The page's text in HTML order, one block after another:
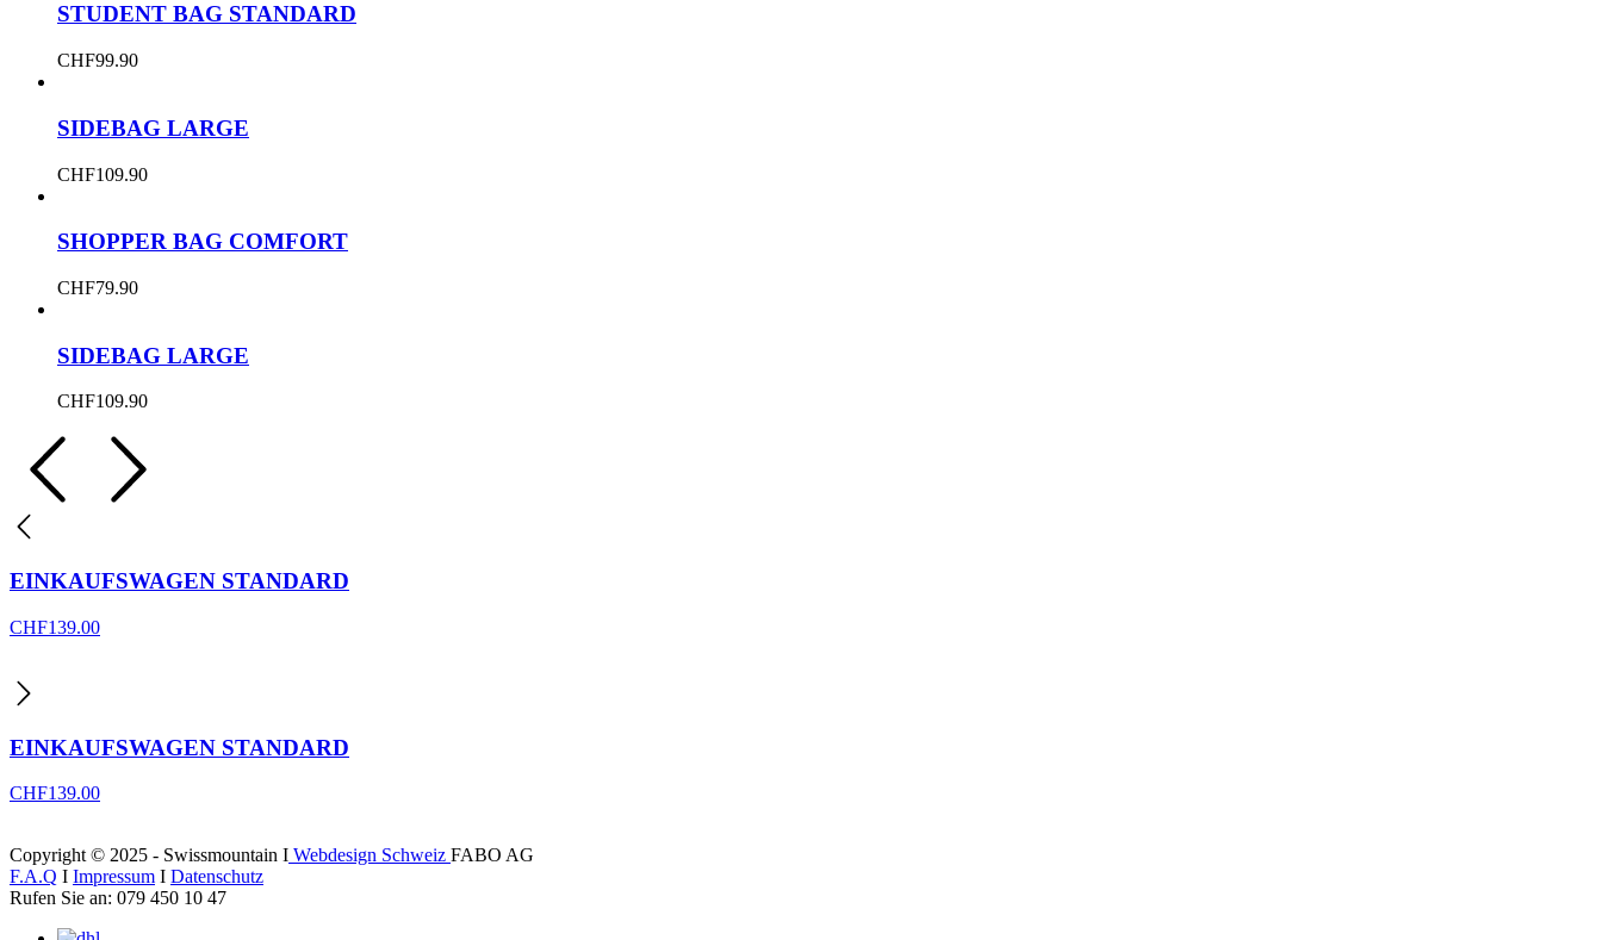
STUDENT BAG STANDARD
CHF99.90
SIDEBAG LARGE
CHF109.90
SHOPPER BAG COMFORT
CHF79.90
SIDEBAG LARGE
CHF109.90
EINKAUFSWAGEN STANDARD
CHF139.00
EINKAUFSWAGEN STANDARD
CHF139.00
Copyright © 2025 - Swissmountain I Webdesign Schweiz FABO AG
F.A.Q I Impressum I Datenschutz
Rufen Sie an: 079 450 10 47